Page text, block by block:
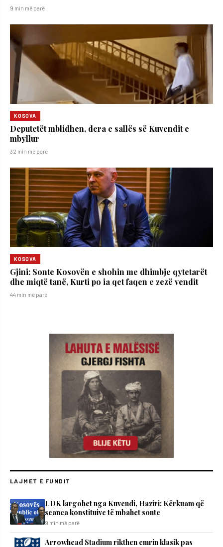
9 min më parë
KOSOVA
Deputetët mblidhen, dera e sallës së Kuvendit e
mbyllur
32 min më parë
KOSOVA
Gjini: Sonte Kosovën e shohin me dhimbje qytetarët
dhe miqtë tanë, Kurti po ia qet faqen e zezë vendit
44 min më parë
LAJMET E FUNDIT
LDK largohet nga Kuvendi, Haziri: Kërkuam që
seanca konstituive të mbahet sonte
9 min më parë
Arrowhead Stadium rikthen emrin klasik pas